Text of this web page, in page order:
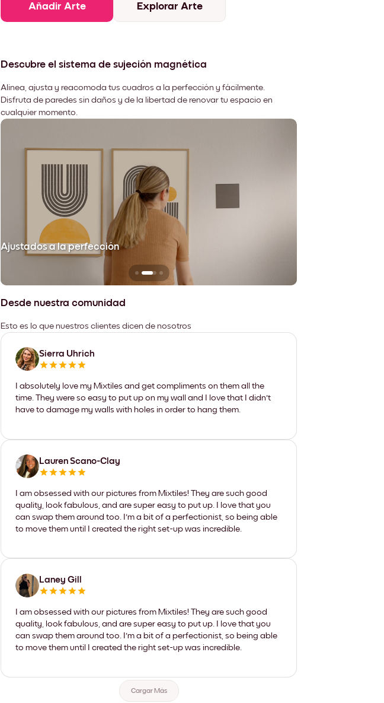
Añadir Arte Explorar Arte
Descubre el sistema de sujeción magnética
Alinea, ajusta y reacomoda tus cuadros a la perfección y fácilmente.
Disfruta de paredes sin daños y de la libertad de renovar tu espacio en
cualquier momento.
Ajustados a la perfección
Desde nuestra comunidad
Esto es lo que nuestros clientes dicen de nosotros
Sierra Uhrich
I absolutely love my Mixtiles and get compliments on them all the
time. They were so easy to put up on my wall and I love that I didn't
have to damage my walls with holes in order to hang them.
Lauren Scano-Clay
I am obsessed with our pictures from Mixtiles! They are such good
quality, look fabulous, and are super easy to put up. I love that you
can swap them around too. I'm a bit of a perfectionist, so being able
to move them until I created the right set-up was incredible.
Laney Gill
I am obsessed with our pictures from Mixtiles! They are such good
quality, look fabulous, and are super easy to put up. I love that you
can swap them around too. I'm a bit of a perfectionist, so being able
to move them until I created the right set-up was incredible.
Cargar Más